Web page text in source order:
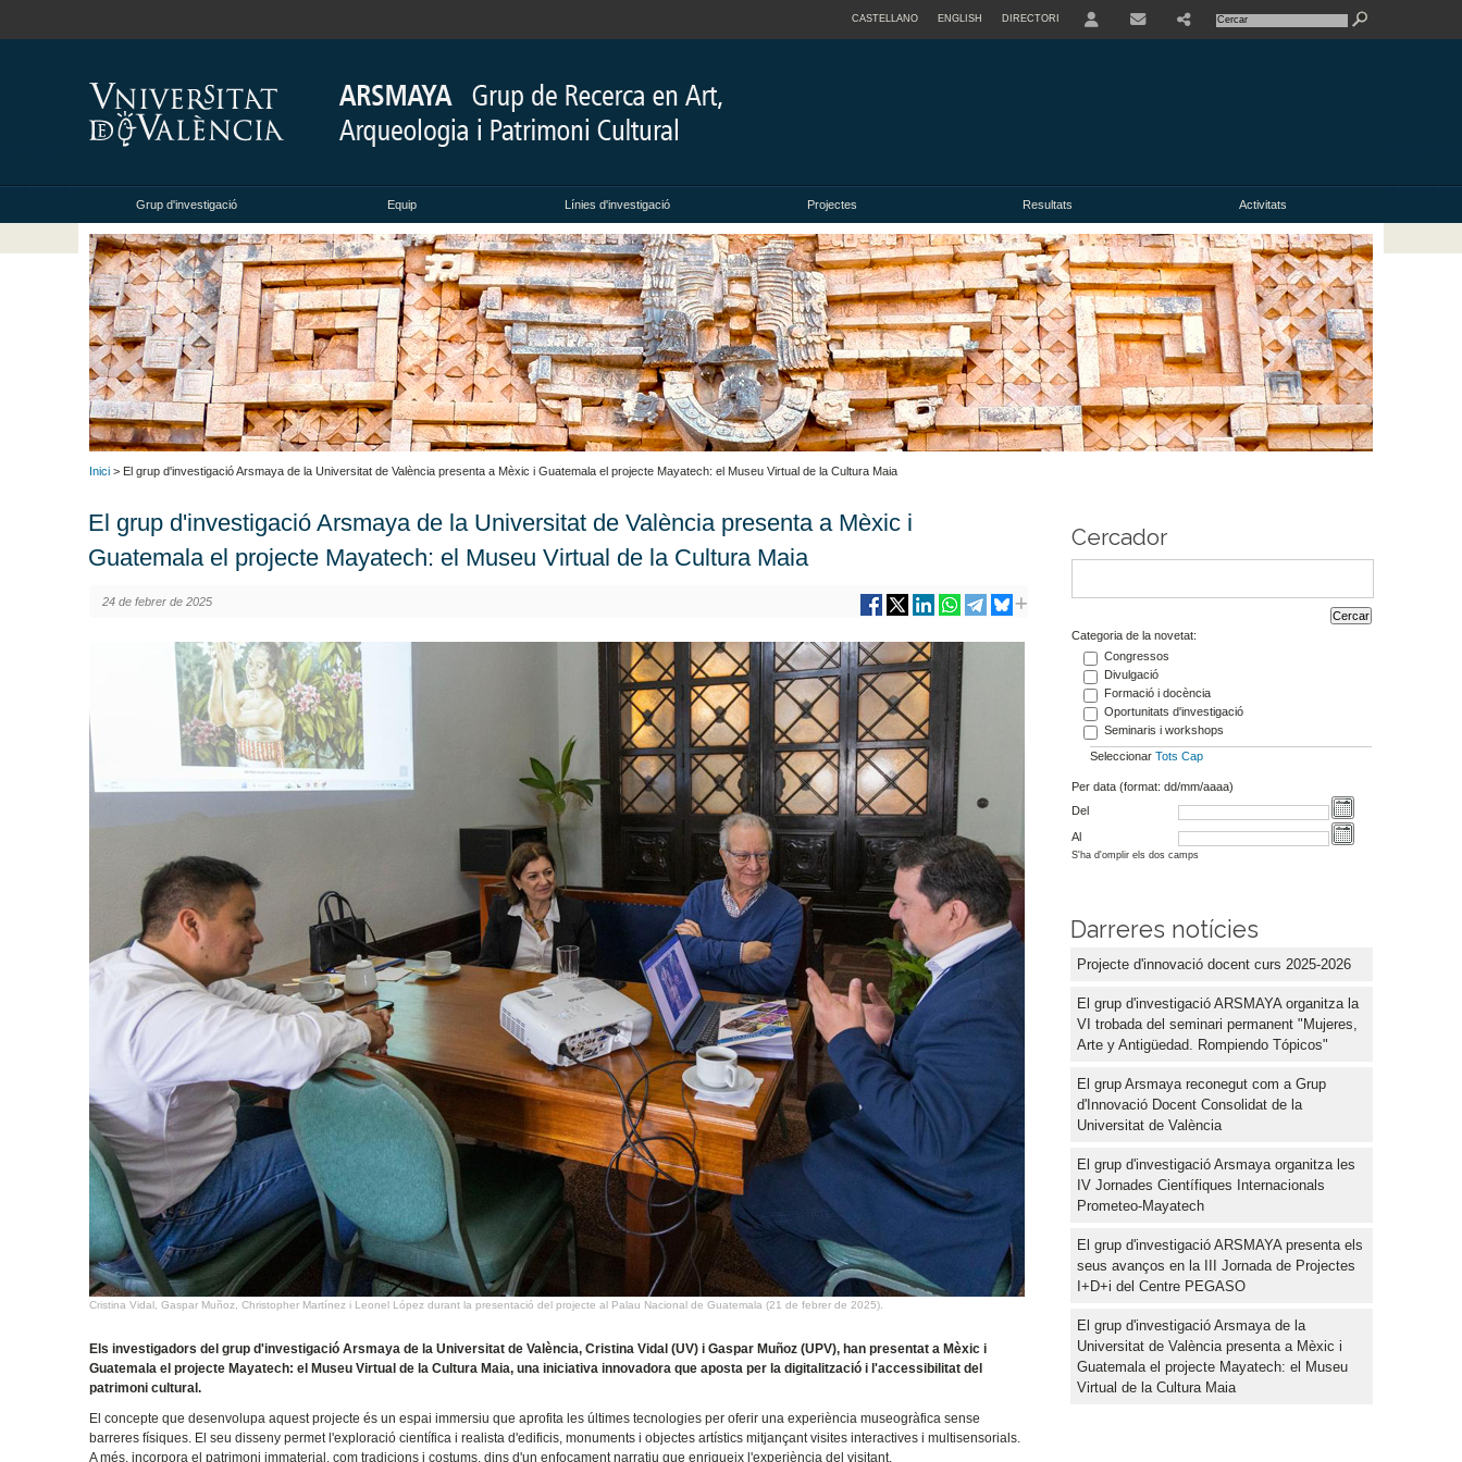
CASTELLANO ENGLISH DIRECTORI
Grup d'investigació Equip Línies d'investigació Projectes Resultats Activitats
Inici > El grup d'investigació Arsmaya de la Universitat de València presenta a Mèxic i Guatemala el projecte Mayatech: el Museu Virtual de la Cultura Maia
El grup d'investigació Arsmaya de la Universitat de València presenta a Mèxic i
Guatemala el projecte Mayatech: el Museu Virtual de la Cultura Maia
24 de febrer de 2025
Cristina Vidal, Gaspar Muñoz, Christopher Martínez i Leonel López durant la presentació del projecte al Palau Nacional de Guatemala (21 de febrer de 2025).
Els investigadors del grup d'investigació Arsmaya de la Universitat de València, Cristina Vidal (UV) i Gaspar Muñoz (UPV), han presentat a Mèxic i
Guatemala el projecte Mayatech: el Museu Virtual de la Cultura Maia, una iniciativa innovadora que aposta per la digitalització i l'accessibilitat del
patrimoni cultural.
El concepte que desenvolupa aquest projecte és un espai immersiu que aprofita les últimes tecnologies per oferir una experiència museogràfica sense
barreres físiques. El seu disseny permet l'exploració científica i realista d'edificis, monuments i objectes artístics mitjançant visites interactives i multisensorials.
A més, incorpora el patrimoni immaterial, com tradicions i costums, dins d'un enfocament narratiu que enriqueix l'experiència del visitant.
Cercador
Categoria de la novetat:
Congressos
Divulgació
Formació i docència
Oportunitats d'investigació
Seminaris i workshops
Seleccionar Tots Cap
Per data (format: dd/mm/aaaa)
Del
Al
S'ha d'omplir els dos camps
Darreres notícies
Projecte d'innovació docent curs 2025-2026
El grup d'investigació ARSMAYA organitza la
VI trobada del seminari permanent "Mujeres,
Arte y Antigüedad. Rompiendo Tópicos"
El grup Arsmaya reconegut com a Grup
d'Innovació Docent Consolidat de la
Universitat de València
El grup d'investigació Arsmaya organitza les
IV Jornades Científiques Internacionals
Prometeo-Mayatech
El grup d'investigació ARSMAYA presenta els
seus avanços en la III Jornada de Projectes
I+D+i del Centre PEGASO
El grup d'investigació Arsmaya de la
Universitat de València presenta a Mèxic i
Guatemala el projecte Mayatech: el Museu
Virtual de la Cultura Maia